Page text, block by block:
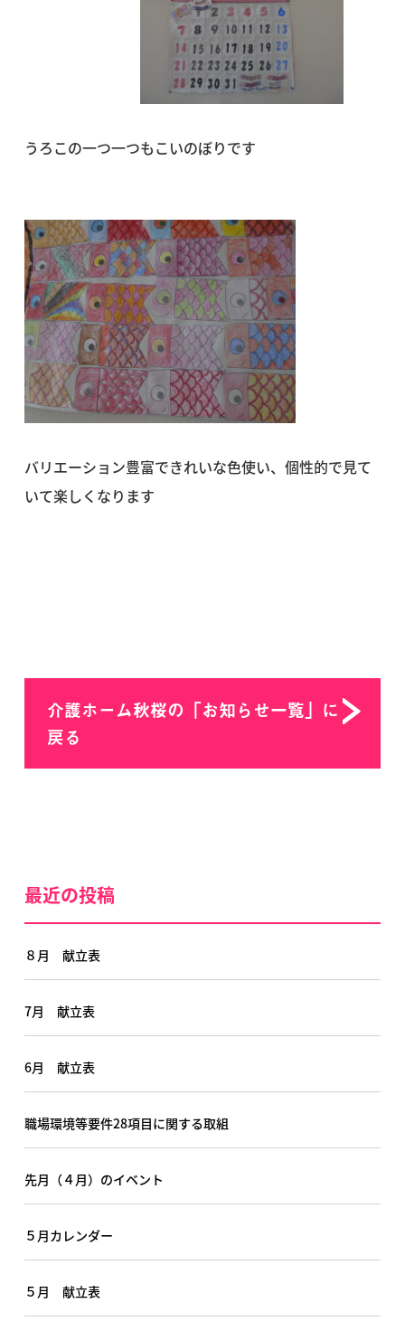
うろこの一つ一つもこいのぼりです
バリエーション豊富できれいな色使い、個性的で見て
いて楽しくなります
介護ホーム秋桜の「お知らせ一覧」に
戻る
最近の投稿
８月 献立表
7月 献立表
6月 献立表
職場環境等要件28項目に関する取組
先月（４月）のイベント
５月カレンダー
５月 献立表